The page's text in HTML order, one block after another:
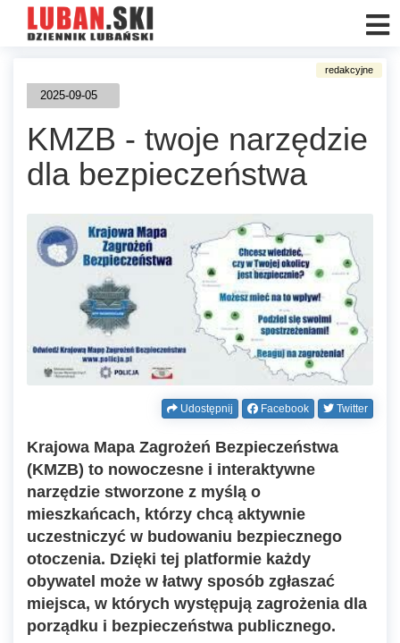
2025-09-05
KMZB - twoje narzędzie
dla bezpieczeństwa
Udostępnij Facebook Twitter
Krajowa Mapa Zagrożeń Bezpieczeństwa
(KMZB) to nowoczesne i interaktywne
narzędzie stworzone z myślą o
mieszkańcach, którzy chcą aktywnie
uczestniczyć w budowaniu bezpiecznego
otoczenia. Dzięki tej platformie każdy
obywatel może w łatwy sposób zgłaszać
miejsca, w których występują zagrożenia dla
porządku i bezpieczeństwa publicznego.